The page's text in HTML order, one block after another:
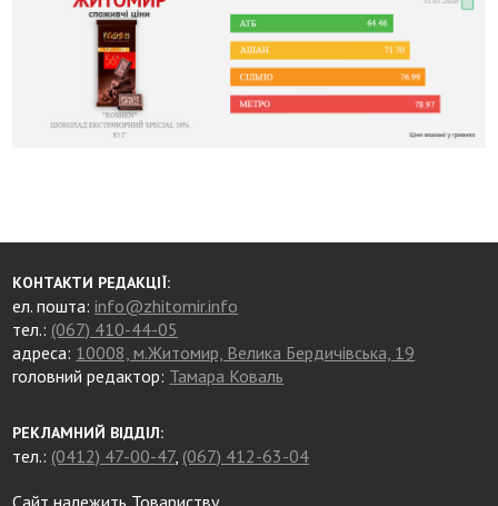
КОНТАКТИ РЕДАКЦІЇ:
ел. пошта:info@zhitomir.info
тел.: (067) 410-44-05
адреса: 10008, м.Житомир, Велика Бердичівська, 19
головний редактор: Тамара Коваль
РЕКЛАМНИЙ ВІДДІЛ:
тел.: (0412) 47-00-47, (067) 412-63-04
Сайт належить Товариству